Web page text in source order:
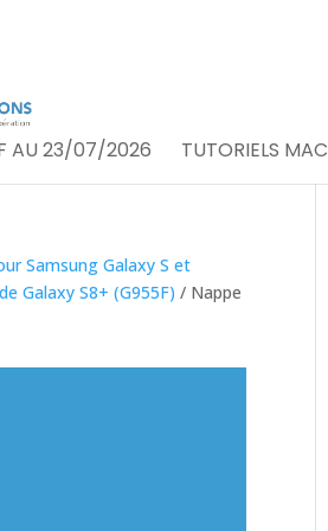
AU 23/07/2026 TUTORIELS MAC
Samsung Galaxy S et
Galaxy S8+ (G955F) / Nappe